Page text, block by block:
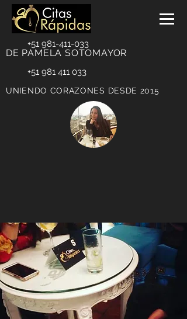
+51 981-411-033
DE PAMELA SOTOMAYOR
+51 981 411 033
UNIENDO CORAZONES DESDE 2015